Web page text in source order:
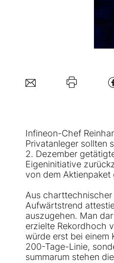
Infineon-Chef
Privatanleger sollten
2. Dezember
Eigeninitiative
von dem Aktienpaket
Aus
Aufwärtstrend
auszugehen. Man
erzielte Rekordhoch
würde erst bei einem
200-Tage-Linie,
summarum stehen